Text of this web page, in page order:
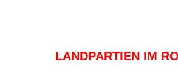
LANDPARTIEN IM